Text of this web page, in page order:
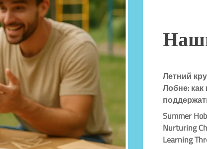
Летний
Лобне:
Summer
Nurturing
Learning